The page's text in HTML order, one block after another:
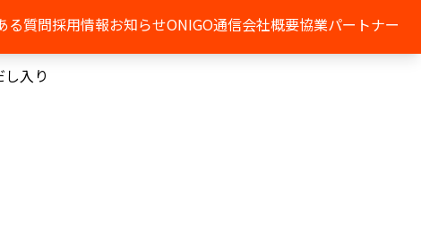
る質問採用情報お知らせONIGO通信会社概要協業パートナー
入り